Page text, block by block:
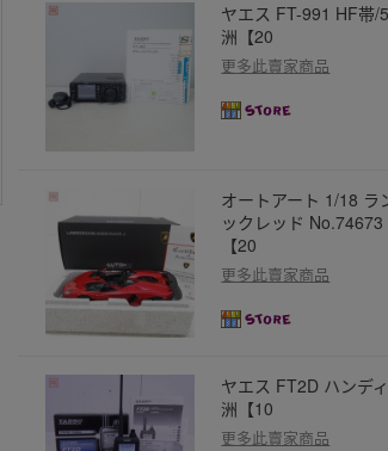
ヤエス FT-991 HF帯/
洲【20
更多此賣家商品
オートアート 1/18 ラ
ックレッド
【20
更多此賣家商品
ヤエス FT2D ハンデ
洲【10
更多此賣家商品